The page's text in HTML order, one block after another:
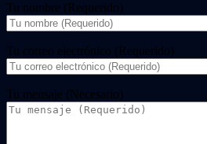
Tu nombre (Requerido)
Tu correo electrónico (Requerido)
Tu mensaje (Necesario)